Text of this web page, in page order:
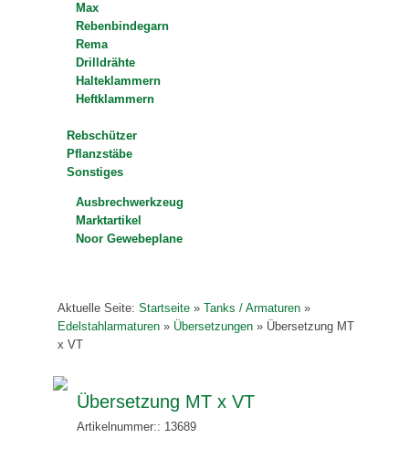
Max
Rebenbindegarn
Rema
Drilldrähte
Halteklammern
Heftklammern
Rebschützer
Pflanzstäbe
Sonstiges
Ausbrechwerkzeug
Marktartikel
Noor Gewebeplane
Aktuelle Seite:Startseite »Tanks / Armaturen »
Edelstahlarmaturen » Übersetzungen » Übersetzung MT
x VT
Übersetzung MT x VT
Artikelnummer:: 13689